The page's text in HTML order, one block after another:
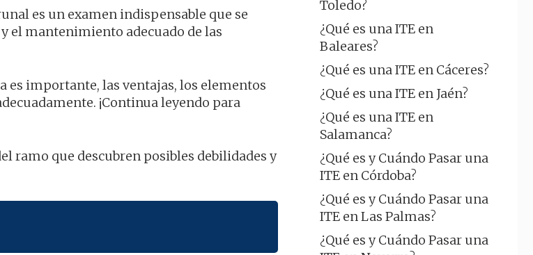
es un examen indispensable que se
el mantenimiento adecuado de las
es importante, las ventajas, los elementos
¡Continua leyendo para
ramo que descubren posibles debilidades y
Toledo?
¿Qué es una ITE en
Baleares?
¿Qué es una ITE en Cáceres?
¿Qué es una ITE en Jaén?
¿Qué es una ITE en
Salamanca?
¿Qué es y Cuándo Pasar una
ITE en Córdoba?
¿Qué es y Cuándo Pasar una
ITE en Las Palmas?
¿Qué es y Cuándo Pasar una